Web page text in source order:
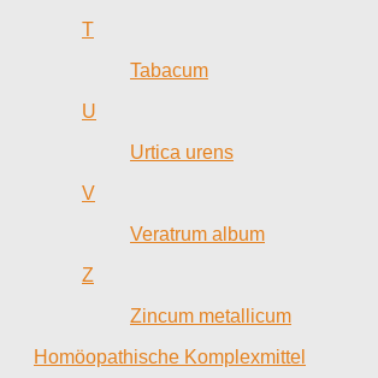
T
Tabacum
U
Urtica urens
V
Veratrum album
Z
Zincum metallicum
Homöopathische Komplexmittel